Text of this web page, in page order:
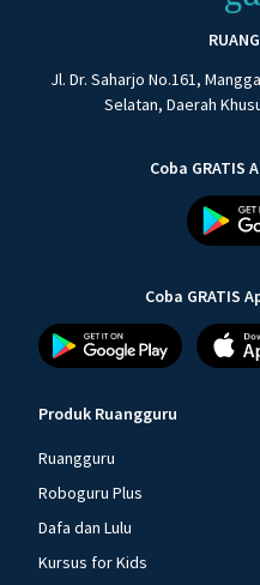
Jl. Dr. Saharjo No.161,
Selatan, Daerah
Coba GRATIS
Coba GRATIS
Produk Ruangguru
Ruangguru
Roboguru Plus
Dafa dan Lulu
Kursus for Kids